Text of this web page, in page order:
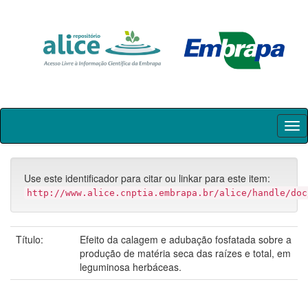
Skip
Use este identificador para citar ou linkar para este item:
http://www.alice.cnptia.embrapa.br/alice/handle/
Título:
Efeito da calagem e adubação fosfatada sobre a
produção de matéria seca das raízes e total, em
leguminosa herbáceas.